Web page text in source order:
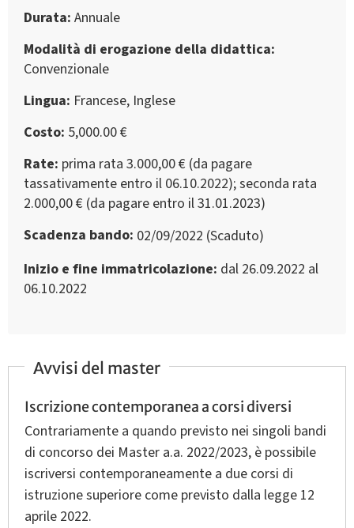
Durata Annuale
Modalità di erogazione della didattica
Convenzionale
Lingua Francese, Inglese
Costo 5,000.00 €
Rate prima rata 3.000,00 € (da pagare
tassativamente entro il 06.10.2022); seconda rata
2.000,00 € (da pagare entro il 31.01.2023)
Scadenza bando 02/09/2022 (Scaduto)
Inizio e fine immatricolazione dal 26.09.2022 al
06.10.2022
Avvisi del master
Iscrizione contemporanea a corsi diversi
Contrariamente a quando previsto nei singoli bandi
di concorso dei Master a.a. 2022/2023, è possibile
iscriversi contemporaneamente a due corsi di
istruzione superiore come previsto dalla legge 12
aprile 2022.